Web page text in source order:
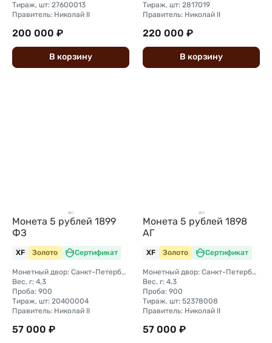
Тираж, шт: 27600013
Правитель: Николай II
200 000 ₽
В корзину
Тираж, шт: 2817019
Правитель: Николай II
220 000 ₽
В корзину
Монета 5 рублей 1899
ФЗ
XF Золото Сертификат
Монетный двор: Санкт-Петербургский монетный двор
Вес, г: 4,3
Проба: 900
Тираж, шт: 20400004
Правитель: Николай II
57 000 ₽
Монета 5 рублей 1898
АГ
XF Золото Сертификат
Монетный двор: Санкт-Петербургский монетный двор
Вес, г: 4,3
Проба: 900
Тираж, шт: 52378008
Правитель: Николай II
57 000 ₽